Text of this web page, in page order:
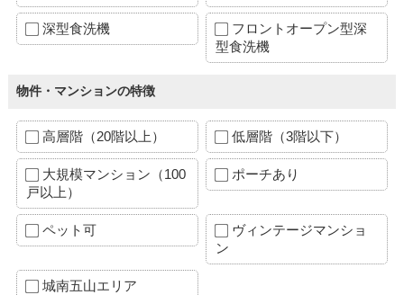
深型食洗機
フロントオープン型深
型食洗機
物件・マンションの特徴
高層階（20階以上） 低層階（3階以下）
大規模マンション（100
戸以上）
ポーチあり
ペット可
ヴィンテージマンショ
ン
城南五山エリア